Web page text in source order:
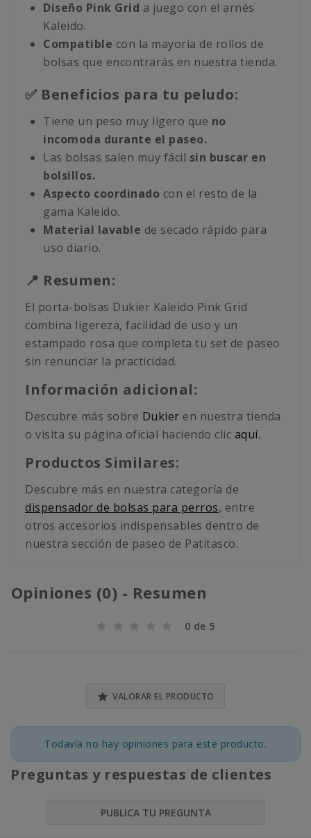
Diseño Pink Grid a juego con el arnés
Kaleido.
Compatible con la mayoría de rollos de
bolsas que encontrarás en nuestra tienda.
✅ Beneficios para tu peludo:
Tiene un peso muy ligero que no
incomoda durante el paseo.
Las bolsas salen muy fácil sin buscar en
bolsillos.
Aspecto coordinado con el resto de la
gama Kaleido.
Material lavable de secado rápido para
uso diario.
📍 Resumen:
El porta-bolsas Dukier Kaleido Pink Grid
combina ligereza, facilidad de uso y un
estampado rosa que completa tu set de paseo
sin renunciar la practicidad.
Información adicional:
Descubre más sobre Dukier en nuestra tienda
o visita su página oficial haciendo clic aquí.
Productos Similares:
Descubre más en nuestra categoría de
dispensador de bolsas para perros, entre
otros accesorios indispensables dentro de
nuestra sección de paseo de Patitasco.
Opiniones (0) - Resumen
0 de 5
 VALORAR EL PRODUCTO
Todavía no hay opiniones para este producto.
Preguntas y respuestas de clientes
PUBLICA TU PREGUNTA